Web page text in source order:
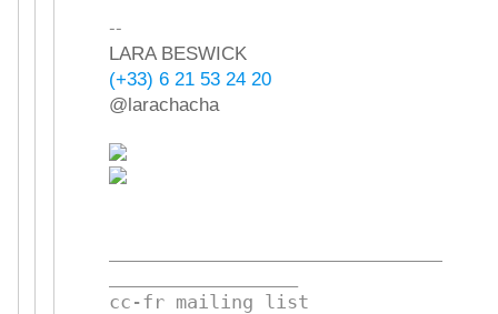
--
LARA BESWICK
(+33) 6 21 53 24 20
@larachacha